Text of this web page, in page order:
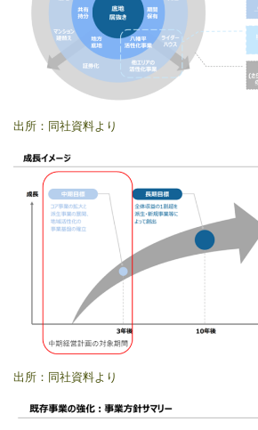
出所：同社資料より
出所：同社資料より